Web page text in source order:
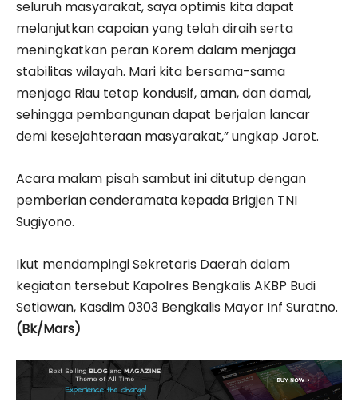
seluruh masyarakat, saya optimis kita dapat
melanjutkan capaian yang telah diraih serta
meningkatkan peran Korem dalam menjaga
stabilitas wilayah. Mari kita bersama-sama
menjaga Riau tetap kondusif, aman, dan damai,
sehingga pembangunan dapat berjalan lancar
demi kesejahteraan masyarakat,” ungkap Jarot.
Acara malam pisah sambut ini ditutup dengan
pemberian cenderamata kepada Brigjen TNI
Sugiyono.
Ikut mendampingi Sekretaris Daerah dalam
kegiatan tersebut Kapolres Bengkalis AKBP Budi
Setiawan, Kasdim 0303 Bengkalis Mayor Inf Suratno.
(Bk/Mars)